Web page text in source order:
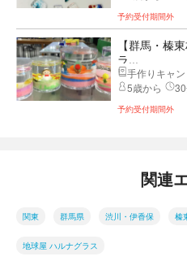
予約受付期間外
【群馬・榛
ラ...
手作りキャ
5歳から
予約受付期間外
関連
関東 群馬県 渋川・伊香保 榛
地球屋 ハルナグラス